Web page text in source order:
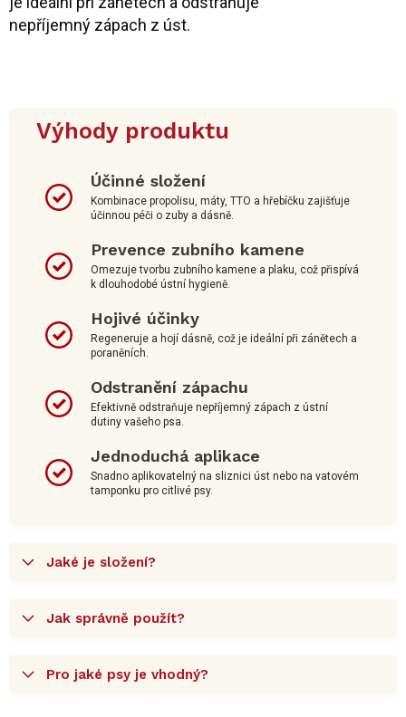
nepříjemný zápach z úst.
Výhody produktu
Účinné složení
Kombinace propolisu, máty, TTO a hřebíčku zajišťuje
účinnou péči o zuby a dásně.
Prevence zubního kamene
Omezuje tvorbu zubního kamene a plaku, což přispívá
k dlouhodobé ústní hygieně.
Hojivé účinky
Regeneruje a hojí dásně, což je ideální při zánětech a
poraněních.
Odstranění zápachu
Efektivně odstraňuje nepříjemný zápach z ústní
dutiny vašeho psa.
Jednoduchá aplikace
Snadno aplikovatelný na sliznici úst nebo na vatovém
tamponku pro citlivé psy.
Jaké je složení?
Jak správně použít?
Pro jaké psy je vhodný?